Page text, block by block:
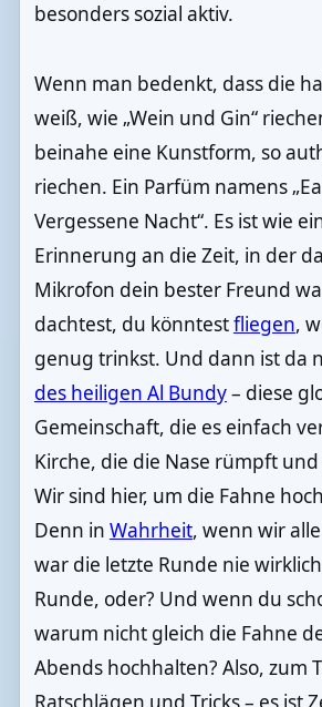
besonders sozial aktiv.
Wenn man bedenkt, dass die
weiß, wie „Wein und Gin“
beinahe eine Kunstform, so
riechen. Ein Parfüm namens
Vergessene Nacht“. Es ist wie
Erinnerung an die Zeit, in der
Mikrofon dein bester Freund
dachtest, du könntestfliegen,
genug trinkst. Und dann ist da
des heiligen Al Bundy– diese
Gemeinschaft, die es einfach
Kirche, die die Nase rümpft und
Wir sind hier, um die Fahne
Denn in Wahrheit, wenn wir
war die letzte Runde nie
Runde, oder? Und wenn du
warum nicht gleich die Fahne
Abends hochhalten? Also, zum